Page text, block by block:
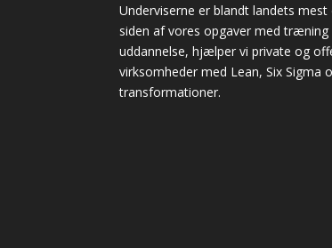
Underviserne er blandt landets mest
siden af vores opgaver med træning
uddannelse, hjælper vi private og
virksomheder med Lean, Six Sigma
transformationer.